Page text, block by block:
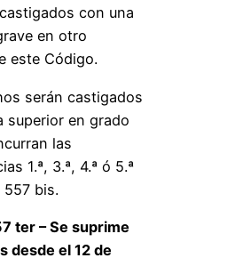
con una
en otro
este Código.
serán castigados
superior en grado
las
1.ª, 3.ª, 4.ª ó 5.ª
bis.
ter – Se suprime
desde el 12 de